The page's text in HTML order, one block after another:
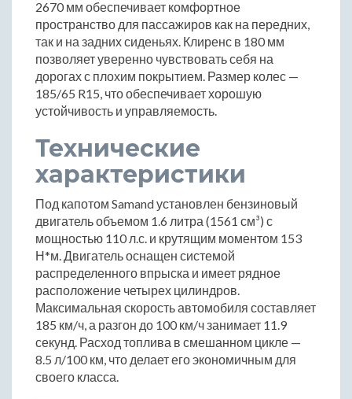
2670 мм обеспечивает комфортное
пространство для пассажиров как на передних,
так и на задних сиденьях. Клиренс в 180 мм
позволяет уверенно чувствовать себя на
дорогах с плохим покрытием. Размер колес —
185/65 R15, что обеспечивает хорошую
устойчивость и управляемость.
Технические
характеристики
Под капотом Samand установлен бензиновый
двигатель объемом 1.6 литра (1561 см³) с
мощностью 110 л.с. и крутящим моментом 153
Н*м. Двигатель оснащен системой
распределенного впрыска и имеет рядное
расположение четырех цилиндров.
Максимальная скорость автомобиля составляет
185 км/ч, а разгон до 100 км/ч занимает 11.9
секунд. Расход топлива в смешанном цикле —
8.5 л/100 км, что делает его экономичным для
своего класса.